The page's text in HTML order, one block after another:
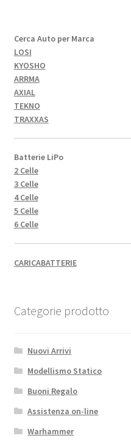
Cerca Auto per Marca
LOSI
KYOSHO
ARRMA
AXIAL
TEKNO
TRAXXAS
Batterie LiPo
2 Celle
3 Celle
4 Celle
5 Celle
6 Celle
CARICABATTERIE
Categorie prodotto
Nuovi Arrivi
Modellismo Statico
Buoni Regalo
Assistenza on-line
Warhammer